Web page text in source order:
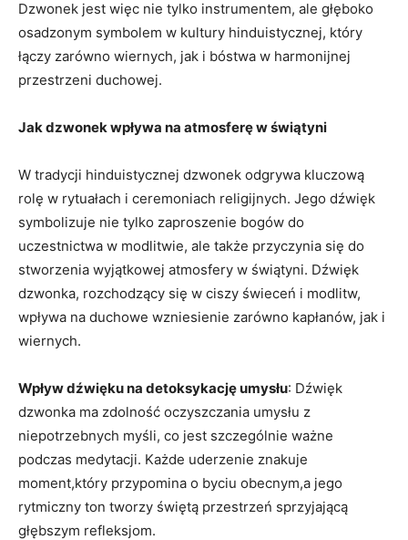
Dzwonek jest więc nie tylko instrumentem, ale ⁢głęboko
osadzonym symbolem w kultury hinduistycznej,⁢ który
łączy zarówno wiernych, ⁤jak i bóstwa w harmonijnej
przestrzeni duchowej.
Jak⁤ dzwonek wpływa na atmosferę w świątyni
W tradycji hinduistycznej ⁤dzwonek odgrywa kluczową
rolę w rytuałach i ceremoniach religijnych. Jego dźwięk
symbolizuje nie tylko zaproszenie bogów do
uczestnictwa w modlitwie, ale także przyczynia się do
stworzenia wyjątkowej atmosfery w świątyni. Dźwięk
dzwonka, rozchodzący się ‌w ‍ciszy⁢ świeceń i modlitw,‍
wpływa na duchowe wzniesienie zarówno kapłanów,‍ jak i
wiernych.
Wpływ dźwięku na detoksykację umysłu: Dźwięk
dzwonka‌ ma zdolność oczyszczania⁤ umysłu z
niepotrzebnych ‍myśli, co jest szczególnie ważne⁤
podczas medytacji. Każde ⁤uderzenie znakuje
moment,który przypomina o byciu obecnym,a jego
rytmiczny ton‌ tworzy świętą przestrzeń ⁣sprzyjającą
głębszym refleksjom.